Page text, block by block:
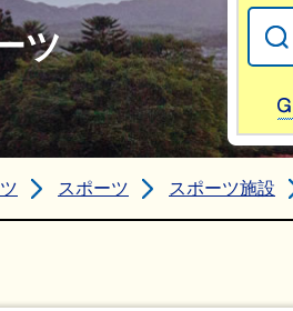
ツ
スポーツ スポーツ施設